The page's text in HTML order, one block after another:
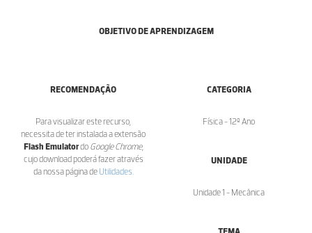
OBJETIVO DE APRENDIZAGEM
RECOMENDAÇÃO
Para visualizar este recurso,
necessita de ter instalada a extensão
Flash Emulatordo Google Chrome,
cujo download poderá fazer através
da nossa página de Utilidades
CATEGORIA
Física - 12º Ano
UNIDADE
Unidade 1 - Mecânica